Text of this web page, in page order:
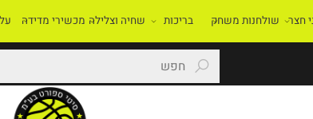
שולחנות משחק בריכות שחיה וצלילה מכשירי מדידה על